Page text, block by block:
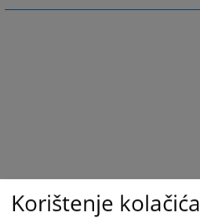
Korištenje kolačića